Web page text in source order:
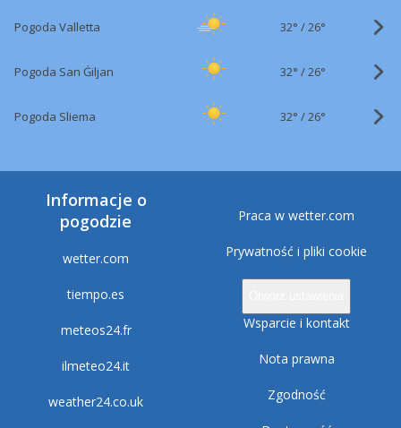
Pogoda Valletta 32° /26°
Pogoda San Ġiljan 32° /26°
Pogoda Sliema 32° /26°
Informacje o
pogodzie
wetter.com
tiempo.es
meteos24.fr
ilmeteo24.it
weather24.co.uk
Praca w wetter.com
Prywatność i pliki cookie
Wsparcie i kontakt
Nota prawna
Zgodność